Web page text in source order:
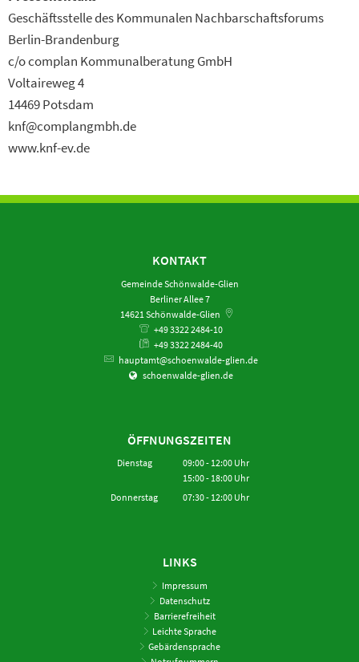
Geschäftsstelle des Kommunalen Nachbarschaftsforums
Berlin-Brandenburg
c/o complan Kommunalberatung GmbH
Voltaireweg 4
14469 Potsdam
knf@complangmbh.de
www.knf-ev.de
KONTAKT
Gemeinde Schönwalde-Glien
Berliner Allee 7
14621 Schönwalde-Glien
+49 3322 2484-10
+49 3322 2484-40
hauptamt@schoenwalde-glien.de
schoenwalde-glien.de
ÖFFNUNGSZEITEN
Dienstag 09:00- 12:00Uhr
Von 09:00 bis 12:00 Uhr
15:00- 18:00Uhr
Von 15:00 bis 18:00 Uhr
Donnerstag 07:30- 12:00Uhr
LINKS
Impressum
Datenschutz
Barrierefreiheit
Leichte Sprache
Gebärdensprache